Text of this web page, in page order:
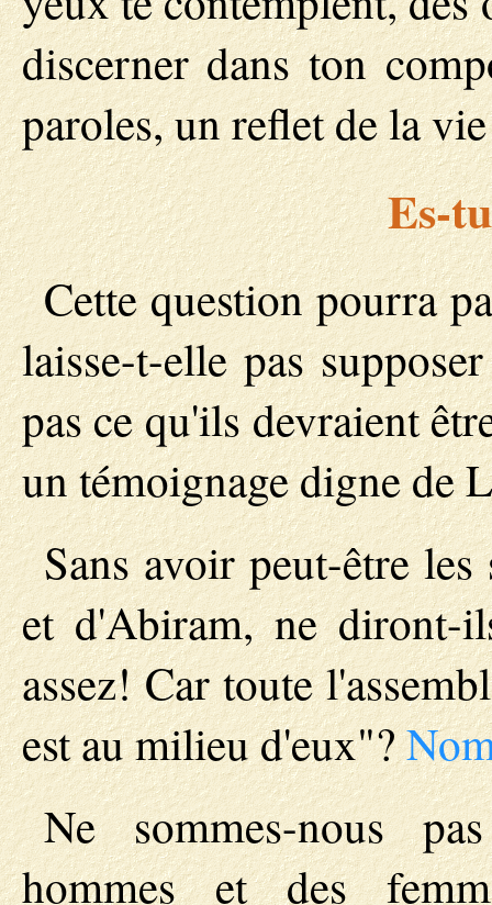
discerner dans ton
paroles, un reflet de la vie
Es-
Cette question pourra
laisse-t-elle pas
pas ce qu'ils devraient
un témoignage digne de
Sans avoir peut-être
et d'Abiram, ne diront-
assez! Car toute
est au milieu d'eux"?
Ne sommes-nous
hommes et des